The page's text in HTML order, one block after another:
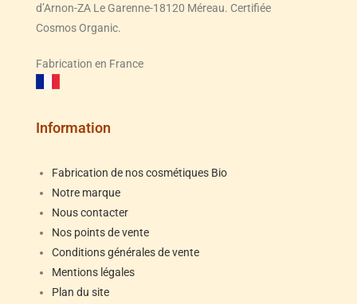
d’Arnon-ZA Le Garenne-18120 Méreau. Certifiée
Cosmos Organic.
Fabrication en France
Information
Fabrication de nos cosmétiques Bio
Notre marque
Nous contacter
Nos points de vente
Conditions générales de vente
Mentions légales
Plan du site